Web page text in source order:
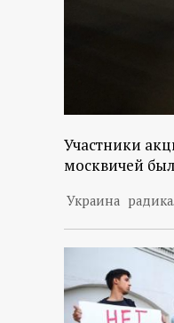
Участники
москвичей
Украина